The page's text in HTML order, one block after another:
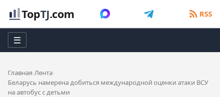
TopTJ.com RSS
☰
Главная Лента
Беларусь намерена добиться международной оценки атаки ВСУ
на автобус с детьми